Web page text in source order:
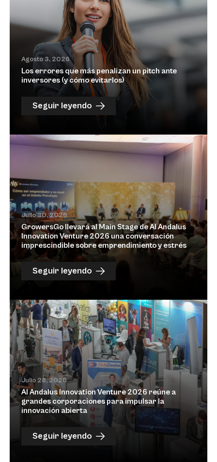
Agosto 3, 2026
Los errores que más penalizan un pitch ante
inversores (y cómo evitarlos)
Seguir leyendo
Julio 30, 2026
GrowersGo llevará al Main Stage de Al Andalus
Innovation Venture 2026 una conversación
imprescindible sobre emprendimiento y estrés
Seguir leyendo
Julio 28, 2026
Al Andalus Innovation Venture 2026 reúne a
grandes corporaciones para impulsar la
innovación abierta
Seguir leyendo